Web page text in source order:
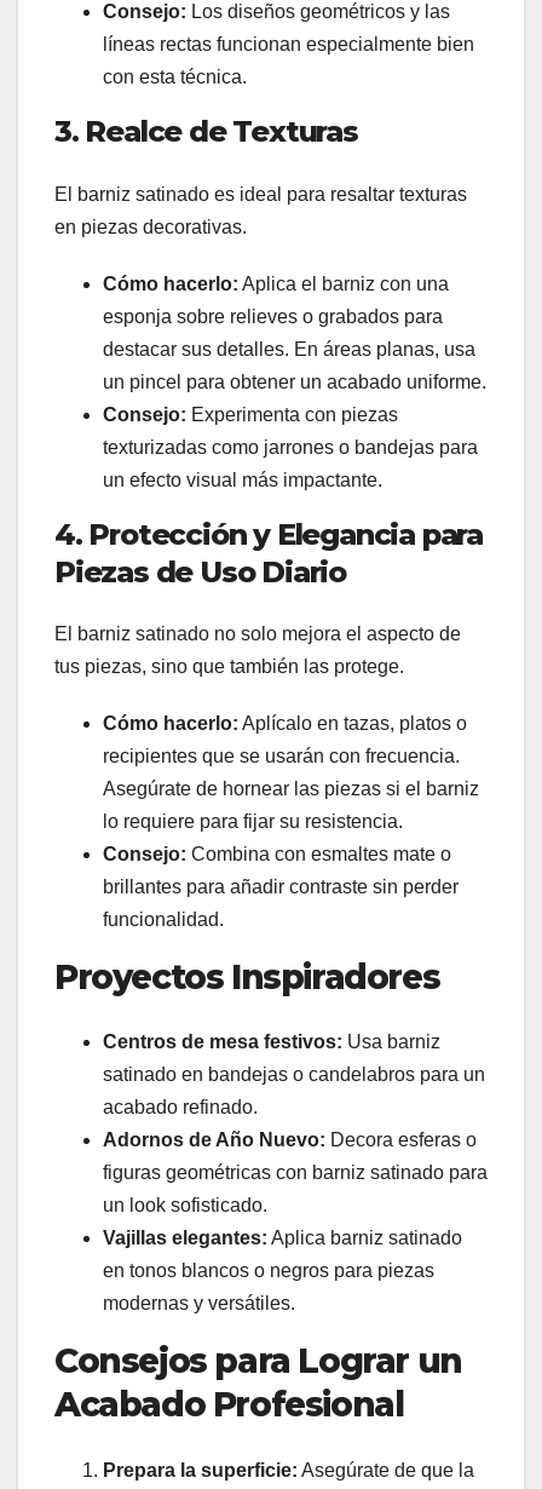
Consejo: Los diseños geométricos y las
líneas rectas funcionan especialmente bien
con esta técnica.
3. Realce de Texturas
El barniz satinado es ideal para resaltar texturas
en piezas decorativas.
Cómo hacerlo: Aplica el barniz con una
esponja sobre relieves o grabados para
destacar sus detalles. En áreas planas, usa
un pincel para obtener un acabado uniforme.
Consejo: Experimenta con piezas
texturizadas como jarrones o bandejas para
un efecto visual más impactante.
4. Protección y Elegancia para
Piezas de Uso Diario
El barniz satinado no solo mejora el aspecto de
tus piezas, sino que también las protege.
Cómo hacerlo: Aplícalo en tazas, platos o
recipientes que se usarán con frecuencia.
Asegúrate de hornear las piezas si el barniz
lo requiere para fijar su resistencia.
Consejo: Combina con esmaltes mate o
brillantes para añadir contraste sin perder
funcionalidad.
Proyectos Inspiradores
Centros de mesa festivos: Usa barniz
satinado en bandejas o candelabros para un
acabado refinado.
Adornos de Año Nuevo: Decora esferas o
figuras geométricas con barniz satinado para
un look sofisticado.
Vajillas elegantes: Aplica barniz satinado
en tonos blancos o negros para piezas
modernas y versátiles.
Consejos para Lograr un
Acabado Profesional
Prepara la superficie: Asegúrate de que la